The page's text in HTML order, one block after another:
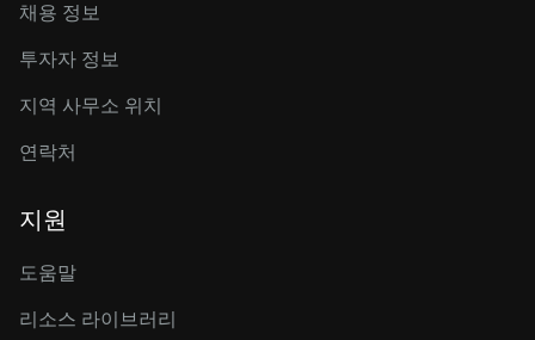
채용 정보
투자자 정보
지역 사무소 위치
연락처
지원
도움말
리소스 라이브러리